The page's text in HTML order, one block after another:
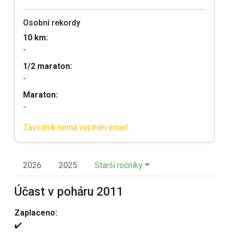
Osobní rekordy
10 km:
-
1/2 maraton:
-
Maraton:
-
Závodník nemá vyplněn email.
2026 2025 Starší ročníky
Účast v poháru 2011
Zaplaceno:
✔️